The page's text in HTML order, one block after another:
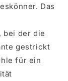
Das
bei der die
gestrickt
für ein